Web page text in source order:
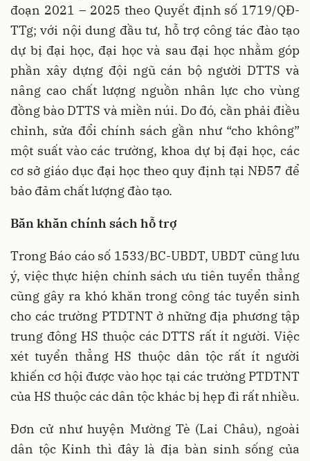
đoạn 2021 – 2025 theo Quyết định số 1719/QĐ-
TTg; với nội dung đầu tư, hỗ trợ công tác đào tạo
dự bị đại học, đại học và sau đại học nhằm góp
phần xây dựng đội ngũ cán bộ người DTTS và
nâng cao chất lượng nguồn nhân lực cho vùng
đồng bào DTTS và miền núi. Do đó, cần phải điều
chỉnh, sửa đổi chính sách gần như “cho không”
một suất vào các trường, khoa dự bị đại học, các
cơ sở giáo dục đại học theo quy định tại NĐ57 để
bảo đảm chất lượng đào tạo.
Băn khăn chính sách hỗ trợ
Trong Báo cáo số 1533/BC-UBDT, UBDT cũng lưu
ý, việc thực hiện chính sách ưu tiên tuyển thẳng
cũng gây ra khó khăn trong công tác tuyển sinh
cho các trường PTDTNT ở những địa phương tập
trung đông HS thuộc các DTTS rất ít người. Việc
xét tuyển thẳng HS thuộc dân tộc rất ít người
khiến cơ hội được vào học tại các trường PTDTNT
của HS thuộc các dân tộc khác bị hẹp đi rất nhiều.
Đơn cử như huyện Mường Tè (Lai Châu), ngoài
dân tộc Kinh thì đây là địa bàn sinh sống của